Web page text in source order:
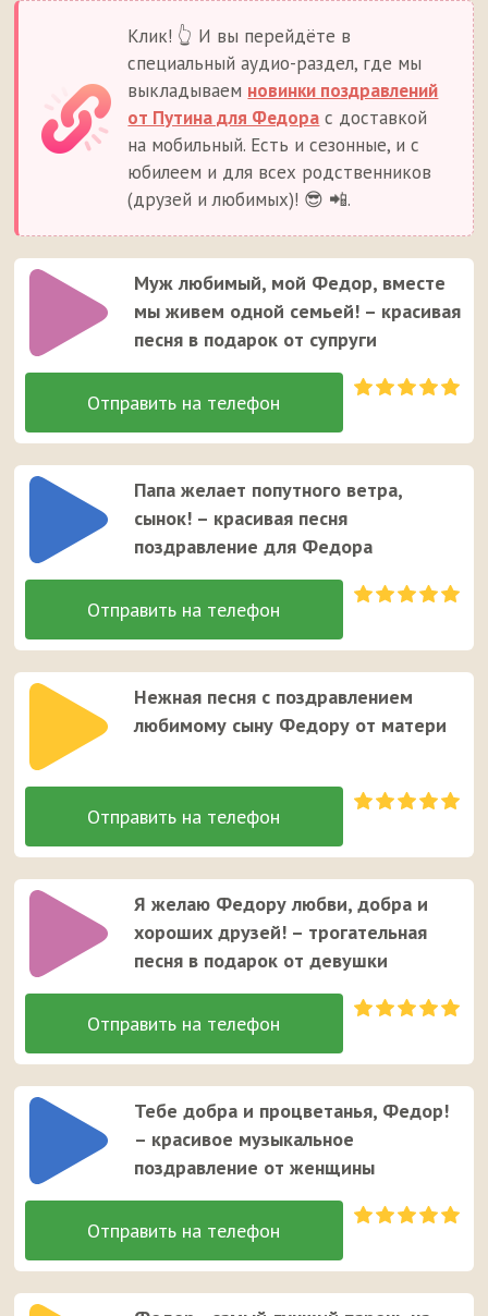
Клик! 👆 И вы перейдёте в
специальный аудио-раздел, где мы
выкладываем новинки поздравлений
от Путина для Федора с доставкой
на мобильный. Есть и сезонные, и с
юбилеем и для всех родственников
(друзей и любимых)! 😎 📲.
Муж любимый, мой Федор, вместе
мы живем одной семьей! – красивая
песня в подарок от супруги
Папа желает попутного ветра,
сынок! – красивая песня
поздравление для Федора
Нежная песня с поздравлением
любимому сыну Федору от матери
Я желаю Федору любви, добра и
хороших друзей! – трогательная
песня в подарок от девушки
Тебе добра и процветанья, Федор!
– красивое музыкальное
поздравление от женщины